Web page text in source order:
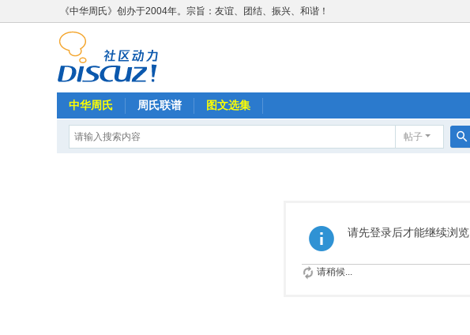
《中华周氏》创办于2004年。宗旨：友谊、团结、振兴、和谐！
中华周氏 周氏联谱 图文选集
帖子
请先登录后才能继续浏览
请稍候...